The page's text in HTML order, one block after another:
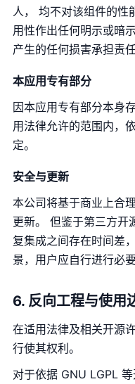
人， 均不对该组件的性
用性作出任何明示或暗
产生的任何损害承担责任
本应用专有部分
因本应用专有部分本身
用法律允许的范围内，
定。
安全与更新
本公司将基于商业上合
更新。 但鉴于第三方开
复集成之间存在时间差
景，用户应自行进行必
6. 反向工程与使用
在适用法律及相关开源
行使其权利。
对于依据 GNU LGPL